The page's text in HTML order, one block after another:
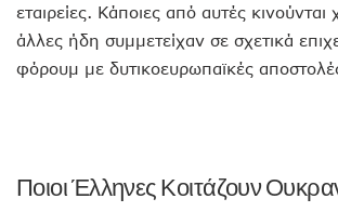
εταιρείες. Κάποιες από αυτές
άλλες ήδη συμμετείχαν σε σχετικά
φόρουμ με δυτικοευρωπαϊκές
Ποιοι Έλληνες Κοιτάζουν